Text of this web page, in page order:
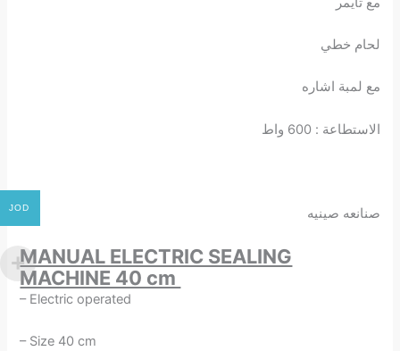
لحام خطي
مع لمبة اشاره
الاستطاعة : 600 واط
صنانعه صينيه
MANUAL ELECTRIC SEALING
MACHINE 40 cm
– Electric operated
– Size 40 cm
JOD